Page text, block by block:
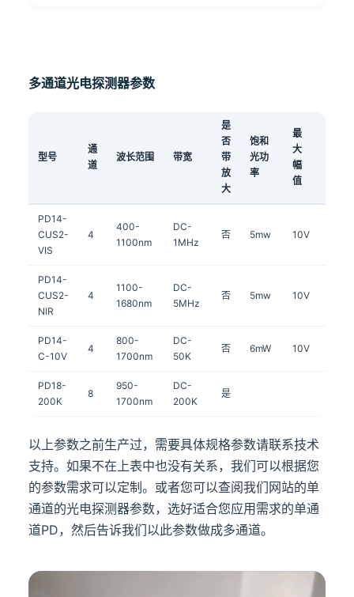
多通道光电探测器参数
型号
通
道
波长范围 带宽
是
否
带
放
大
饱和
光功
率
最
大
幅
值
PD14-
CUS2-
VIS
4
400-
1100nm
DC-
1MHz
否 5mw 10V
PD14-
CUS2-
NIR
4
1100-
1680nm
DC-
5MHz
否 5mw 10V
PD14-
C-10V
4
800-
1700nm
DC-
50K
否 6mW 10V
PD18-
200K
8
950-
1700nm
DC-
200K
是
以上参数之前生产过，需要具体规格参数请联系技术
支持。如果不在上表中也没有关系，我们可以根据您
的参数需求可以定制。或者您可以查阅我们网站的单
通道的光电探测器参数，选好适合您应用需求的单通
道PD，然后告诉我们以此参数做成多通道。